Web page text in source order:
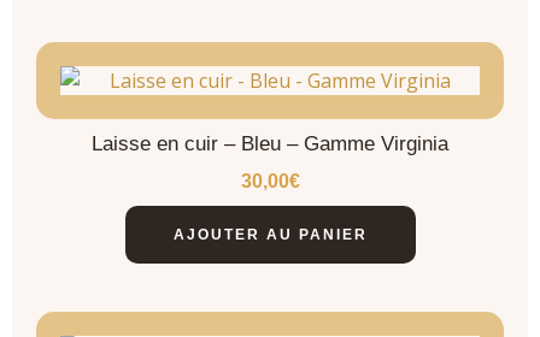
Laisse en cuir – Bleu – Gamme Virginia
30,00€
AJOUTER AU PANIER